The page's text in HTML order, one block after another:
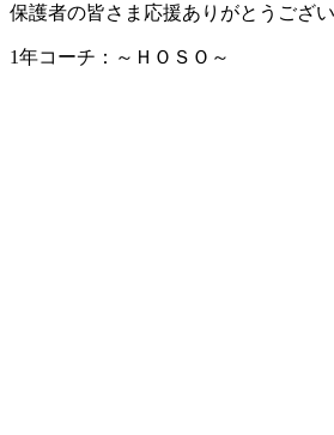
保護者の皆さま応援ありがとうござい
1年コーチ：～ＨＯＳＯ～